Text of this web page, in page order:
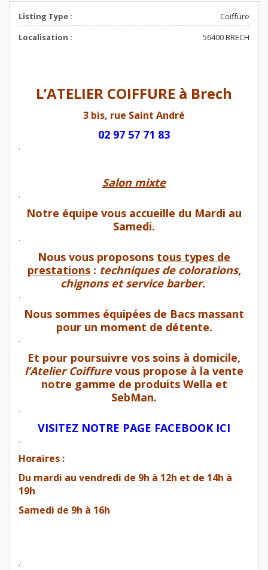
Listing Type :
Coiffure
Localisation :
56400 BRECH
L’ATELIER COIFFURE à Brech
3 bis, rue Saint André
02 97 57 71 83
.
Salon mixte
.
Notre équipe vous accueille du Mardi au
Samedi.
.
Nous vous proposons tous types de
prestations: techniques de colorations,
chignons et service barber.
.
Nous sommes équipées de Bacs massant
pour un moment de détente.
.
Et pour poursuivre vos soins à domicile,
l’Atelier Coiffurevous propose à la vente
notre gamme de produits Wella et
SebMan.
.
VISITEZ NOTRE PAGE FACEBOOK ICI
.
Horaires :
Du mardi au vendredi de 9h à 12h et de 14h à
19h
Samedi de 9h à 16h
.